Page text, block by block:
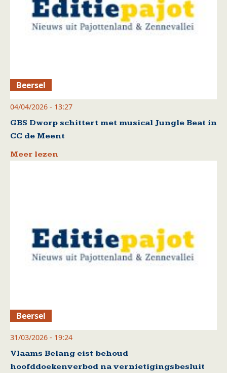
Beersel
04/04/2026 - 13:27
GBS Dworp schittert met musical Jungle Beat in
CC de Meent
Meer lezen
Beersel
31/03/2026 - 19:24
Vlaams Belang eist behoud
hoofddoekenverbod na vernietigingsbesluit